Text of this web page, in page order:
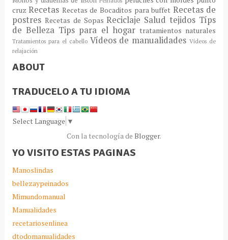
cruzRecetas Recetas de Bocaditos para buffet Recetas de
postres Recetas de SopasReciclaje Saludtejidos Típs
de Belleza Tips para el hogar tratamientos naturales
Tratamientos para el cabello Vídeos de manualidadesVídeos de
relajación
ABOUT
TRADUCELO A TU IDIOMA
Select Language ▼
Con la tecnología de Blogger.
YO VISITO ESTAS PAGINAS
Manoslindas
bellezaypeinados
Mimundomanual
Manualidades
recetariosenlinea
dtodomanualidades